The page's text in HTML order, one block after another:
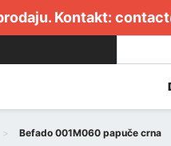
Kontakt:
Befado 001M060 papuče crna